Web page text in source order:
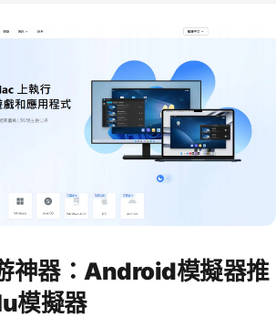
神器：Android模擬器推
模擬器